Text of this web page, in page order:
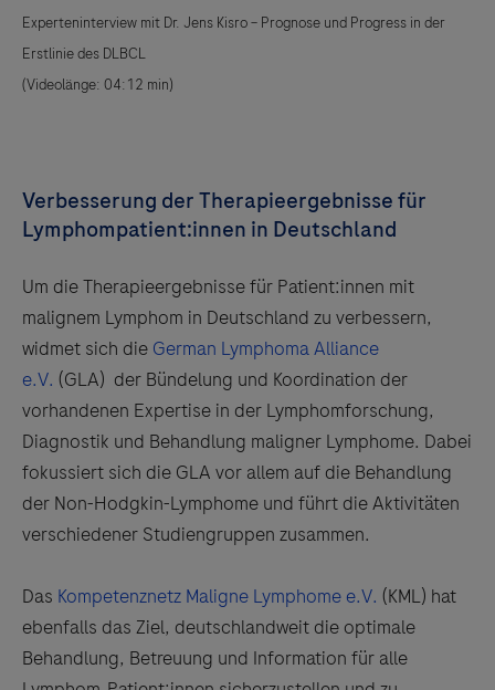
Experteninterview mit Dr. Jens Kisro – Prognose und Progress in der
Erstlinie des DLBCL
(Videolänge: 04:12 min)
Verbesserung der Therapieergebnisse für
Lymphompatient:innen in Deutschland
Um die Therapieergebnisse für Patient:innen mit
malignem Lymphom in Deutschland zu verbessern,
widmet sich die German Lymphoma Alliance
e.V. (GLA) der Bündelung und Koordination der
vorhandenen Expertise in der Lymphomforschung,
Diagnostik und Behandlung maligner Lymphome. Dabei
fokussiert sich die GLA vor allem auf die Behandlung
der Non-Hodgkin-Lymphome und führt die Aktivitäten
verschiedener Studiengruppen zusammen.
Das Kompetenznetz Maligne Lymphome e.V. (KML) hat
ebenfalls das Ziel, deutschlandweit die optimale
Behandlung, Betreuung und Information für alle